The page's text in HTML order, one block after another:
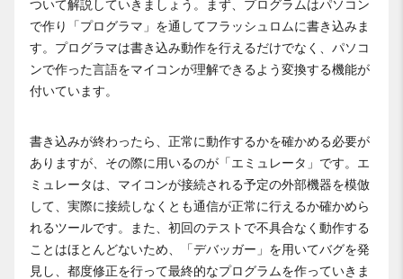
ついて解説していきましょう。まず、プログラムはパソコン
で作り「プログラマ」を通してフラッシュロムに書き込みま
す。プログラマは書き込み動作を行えるだけでなく、パソコ
ンで作った言語をマイコンが理解できるよう変換する機能が
付いています。
書き込みが終わったら、正常に動作するかを確かめる必要が
ありますが、その際に用いるのが「エミュレータ」です。エ
ミュレータは、マイコンが接続される予定の外部機器を模倣
して、実際に接続しなくとも通信が正常に行えるか確かめら
れるツールです。また、初回のテストで不具合なく動作する
ことはほとんどないため、「デバッガー」を用いてバグを発
見し、都度修正を行って最終的なプログラムを作っていきま